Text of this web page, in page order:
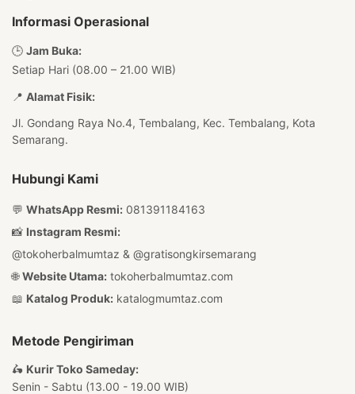
Informasi Operasional
🕒 Jam Buka:
Setiap Hari (08.00 – 21.00 WIB)
📍 Alamat Fisik:
Jl. Gondang Raya No.4, Tembalang, Kec. Tembalang, Kota
Semarang.
Hubungi Kami
💬 WhatsApp Resmi: 081391184163
📸 Instagram Resmi:
@tokoherbalmumtaz & @gratisongkirsemarang
🌐Website Utama: tokoherbalmumtaz.com
📖 Katalog Produk: katalogmumtaz.com
Metode Pengiriman
🛵 Kurir Toko Sameday:
Senin - Sabtu (13.00 - 19.00 WIB)